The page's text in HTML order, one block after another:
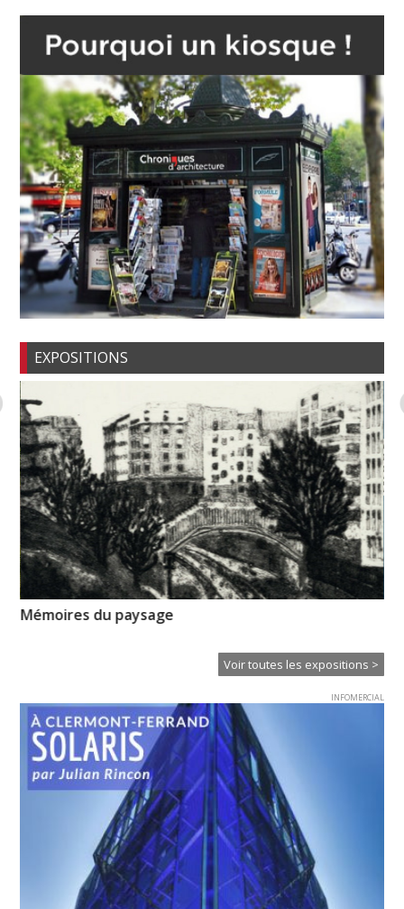
EXPOSITIONS
Mémoires du paysage
Voir toutes les expositions >
INFOMERCIAL